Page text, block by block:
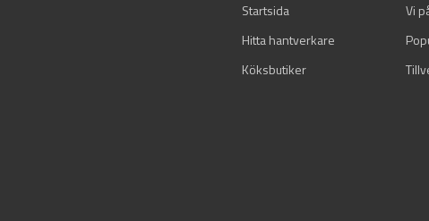
Startsida
Vi
Hitta hantverkare
Köksbutiker